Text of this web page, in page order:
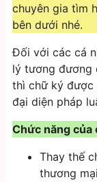
chuyên gia tìm
bên dưới nhé.
Đối với các cá
lý tương đương
thì chữ ký được
đại diện pháp
Chức năng
Thay thế
thương